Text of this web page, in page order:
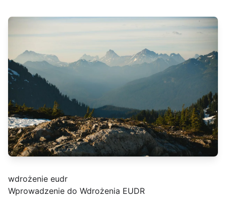
wdrożenie eudr
Wprowadzenie do Wdrożenia EUDR